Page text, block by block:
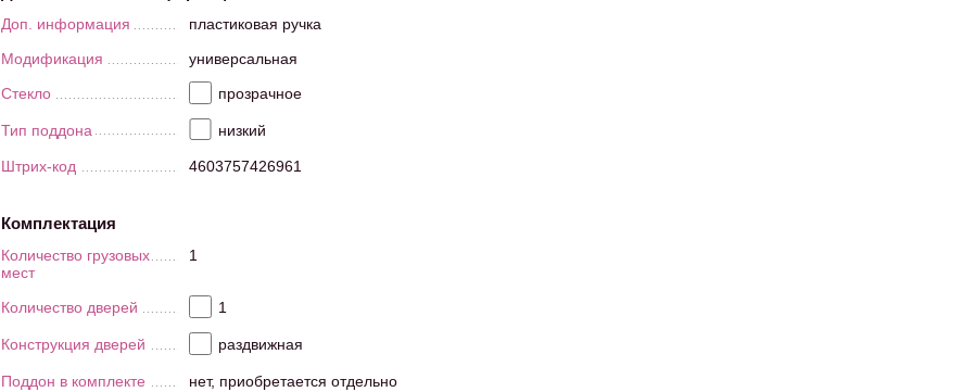
Доп. информация
пластиковая ручка
Модификация
универсальная
Стекло
прозрачное
Тип поддона низкий
Штрих-код 4603757426961
Комплектация
Количество грузовых
мест
1
Количество дверей 1
Конструкция дверей раздвижная
Поддон в комплекте нет, приобретается отдельно